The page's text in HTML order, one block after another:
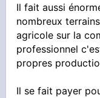
Il fait aussi
nombreux
agricole sur la
professionnel
propres
Il se fait payer